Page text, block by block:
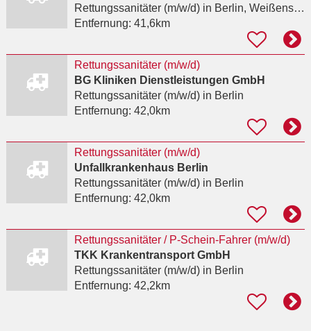
Rettungssanitäter (m/w/d)in Berlin, Weißensee
Entfernung: 41,6km
Rettungssanitäter (m/w/d)
BG Kliniken Dienstleistungen GmbH
Rettungssanitäter (m/w/d)in Berlin
Entfernung: 42,0km
Rettungssanitäter (m/w/d)
Unfallkrankenhaus Berlin
Rettungssanitäter (m/w/d)in Berlin
Entfernung: 42,0km
Rettungssanitäter / P-Schein-Fahrer (m/w/d)
TKK Krankentransport GmbH
Rettungssanitäter (m/w/d)in Berlin
Entfernung: 42,2km